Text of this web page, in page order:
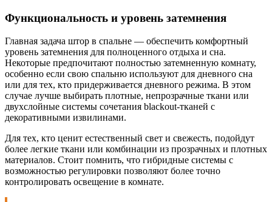
Функциональность и уровень затемнения
Главная задача штор в спальне — обеспечить комфортный
уровень затемнения для полноценного отдыха и сна.
Некоторые предпочитают полностью затемненную комнату,
особенно если свою спальню используют для дневного сна
или для тех, кто придерживается дневного режима. В этом
случае лучше выбирать плотные, непрозрачные ткани или
двухслойные системы сочетания blackout-тканей с
декоративными извилинами.
Для тех, кто ценит естественный свет и свежесть, подойдут
более легкие ткани или комбинации из прозрачных и плотных
материалов. Стоит помнить, что гибридные системы с
возможностью регулировки позволяют более точно
контролировать освещение в комнате.